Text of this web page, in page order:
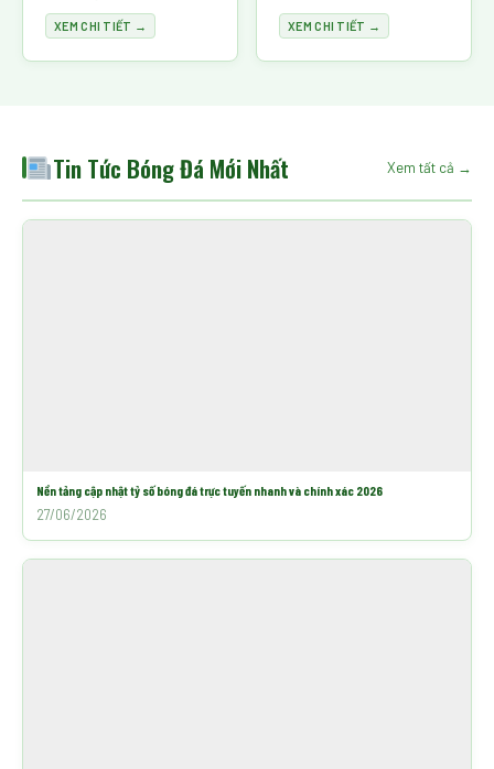
XEM CHI TIẾT → XEM CHI TIẾT →
Tin Tức Bóng Đá Mới Nhất Xem tất cả →
Nền tảng cập nhật tỷ số bóng đá trực tuyến nhanh và chính xác 2026
27/06/2026